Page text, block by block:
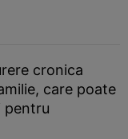
cronica
care poate
pentru